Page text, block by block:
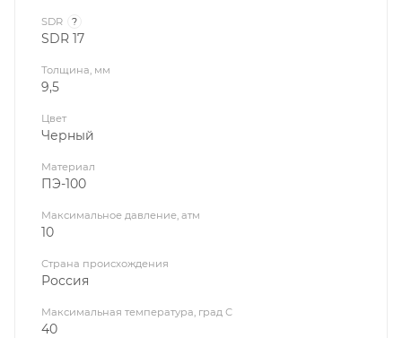
SDR ?
SDR 17
Толщина, мм
9,5
Цвет
Черный
Материал
ПЭ-100
Максимальное давление, атм
10
Страна происхождения
Россия
Максимальная температура, град С
40